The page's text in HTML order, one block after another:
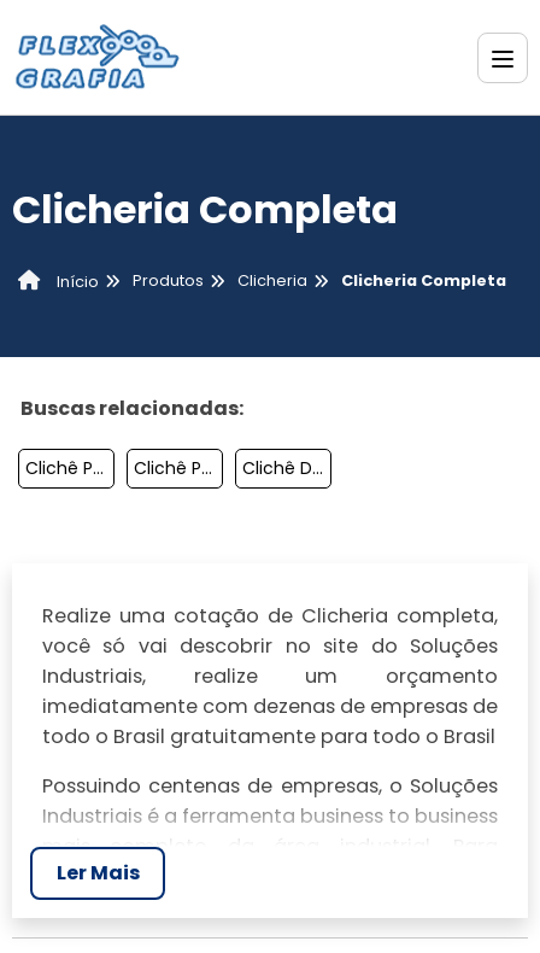
Clicheria Completa
Início Produtos Clicheria Clicheria Completa
Buscas relacionadas:
Clichê Para Gráfica Clichê Produção Gráfica Clichê De Flexografia
Realize uma cotação de Clicheria completa,
você só vai descobrir no site do Soluções
Industriais, realize um orçamento
imediatamente com dezenas de empresas de
todo o Brasil gratuitamente para todo o Brasil
Possuindo centenas de empresas, o Soluções
Industriais é a ferramenta business to business
mais completo da área industrial. Para
realizar um orçamento de Clicheria completa,
clique em um ou mais dos anuciantes a
seguir:
Ler Mais